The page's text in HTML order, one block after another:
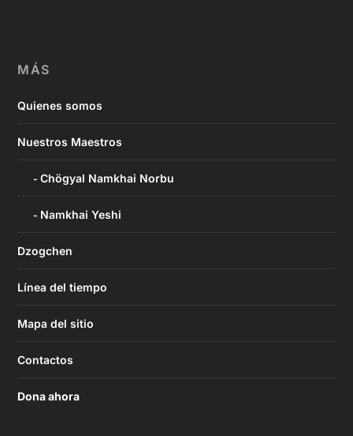
MÁS
Quienes somos
Nuestros Maestros
Chögyal Namkhai Norbu
Namkhai Yeshi
Dzogchen
Línea del tiempo
Mapa del sitio
Contactos
Dona ahora